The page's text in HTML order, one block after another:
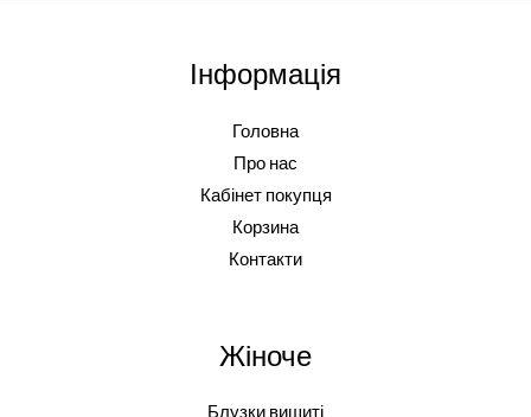
Інформація
Головна
Про нас
Кабінет покупця
Корзина
Контакти
Жіноче
Блузки вишиті